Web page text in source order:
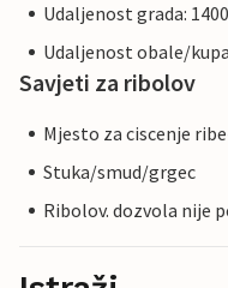
Udaljenost grada:
Udaljenost obale/
Savjeti za ribolov
Mjesto za ciscenje
Stuka/smud/grgec
Ribolov. dozvola nije